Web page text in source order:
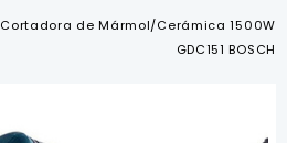
Cortadora de Mármol/Cerámica 1500W
GDC151 BOSCH